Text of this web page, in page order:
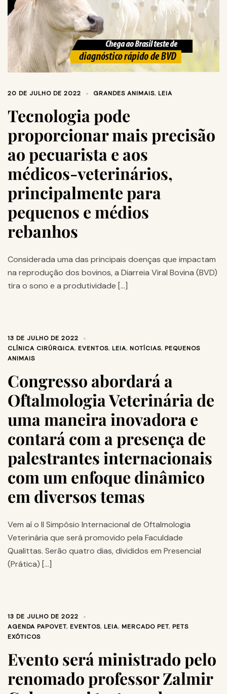
20 DE JULHO DE 2022 GRANDES ANIMAIS, LEIA
Tecnologia pode
proporcionar mais precisão
ao pecuarista e aos
médicos-veterinários,
principalmente para
pequenos e médios
rebanhos
Considerada uma das principais doenças que impactam
na reprodução dos bovinos, a Diarreia Viral Bovina (BVD)
tira o sono e a produtividade […]
13 DE JULHO DE 2022
CLÍNICA CIRÚRGICA, EVENTOS, LEIA, NOTÍCIAS, PEQUENOS
ANIMAIS
Congresso abordará a
Oftalmologia Veterinária de
uma maneira inovadora e
contará com a presença de
palestrantes internacionais
com um enfoque dinâmico
em diversos temas
Vem aí o II Simpósio Internacional de Oftalmologia
Veterinária que será promovido pela Faculdade
Qualittas. Serão quatro dias, divididos em Presencial
(Prática) […]
13 DE JULHO DE 2022
AGENDA PAPOVET, EVENTOS, LEIA, MERCADO PET, PETS
EXÓTICOS
Evento será ministrado pelo
renomado professor Zalmir